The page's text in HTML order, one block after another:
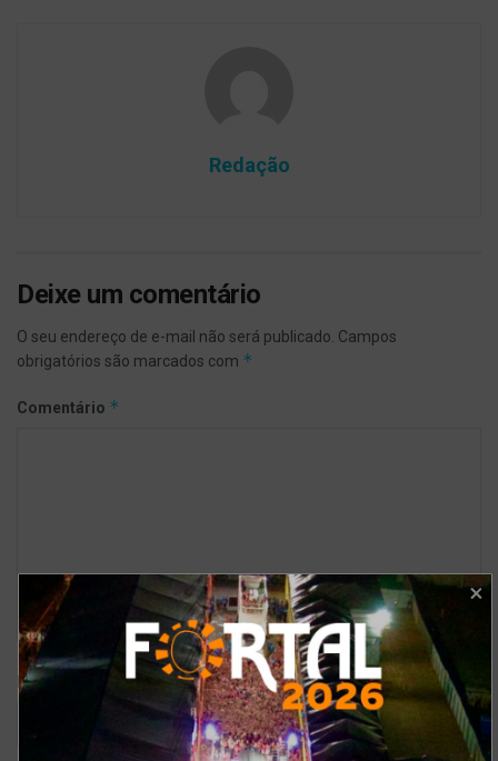
Redação
Deixe um comentário
O seu endereço de e-mail não será publicado. Campos
obrigatórios são marcados com *
Comentário *
Nome